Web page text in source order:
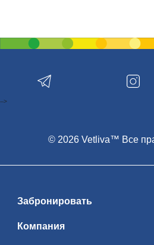
Забронировать
Компания
© 2026 Vetliva™ Все
-->